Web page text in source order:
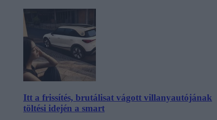
Itt a frissítés, brutálisat vágott villanyautójának
töltési idején a smart